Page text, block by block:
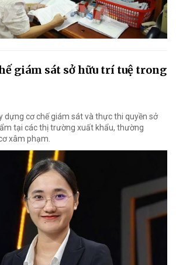
giám sát sở hữu trí tuệ trong
dựng cơ chế giám sát và thực thi quyền sở
tại các thị trường xuất khẩu, thường
xâm phạm.